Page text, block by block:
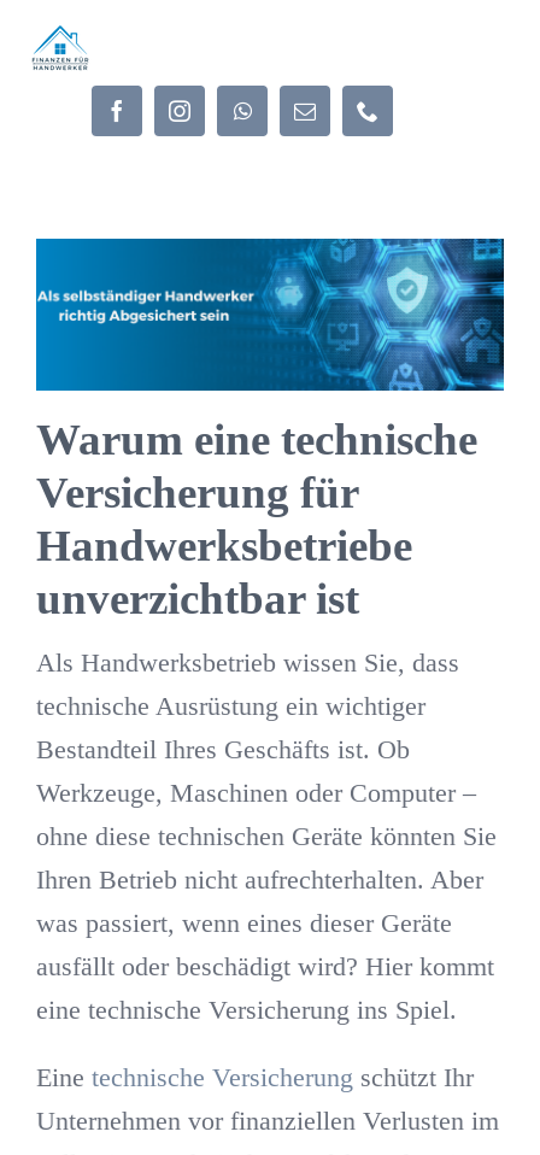
Inhalt
Warum eine technische
Versicherung für
Handwerksbetriebe
unverzichtbar ist
Als Handwerksbetrieb wissen Sie, dass
technische Ausrüstung ein wichtiger
Bestandteil Ihres Geschäfts ist. Ob
Werkzeuge, Maschinen oder Computer –
ohne diese technischen Geräte könnten Sie
Ihren Betrieb nicht aufrechterhalten. Aber
was passiert, wenn eines dieser Geräte
ausfällt oder beschädigt wird? Hier kommt
eine technische Versicherung ins Spiel.
Eine technische Versicherung schützt Ihr
Unternehmen vor finanziellen Verlusten im